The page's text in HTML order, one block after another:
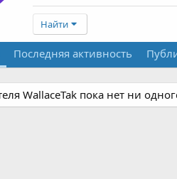
Найти
Последняя активность
WallaceTak пока нет ни